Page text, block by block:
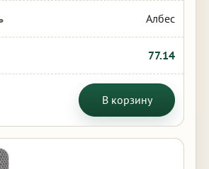
Албес
77.14
В корзину